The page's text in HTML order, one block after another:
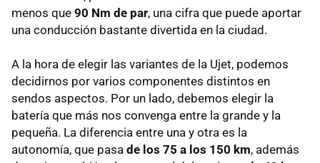
menos que 90 Nm de par, una cifra que puede aportar
una conducción bastante divertida en la ciudad.
A la hora de elegir las variantes de la Ujet, podemos
decidirnos por varios componentes distintos en
sendos aspectos. Por un lado, debemos elegir la
batería que más nos convenga entre la grande y la
pequeña. La diferencia entre una y otra es la
autonomía, que pasa de los 75 a los 150 km, además